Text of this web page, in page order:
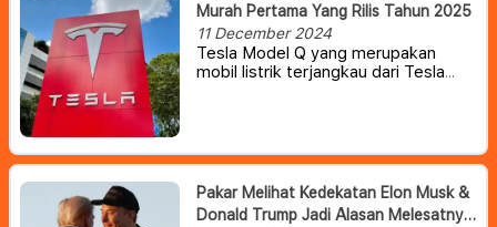
Murah Pertama Yang Rilis Tahun 2025
11 December 2024
Tesla Model Q yang merupakan
mobil listrik terjangkau dari Tesla
Pakar Melihat Kedekatan Elon Musk &
Donald Trump Jadi Alasan Melesatnya